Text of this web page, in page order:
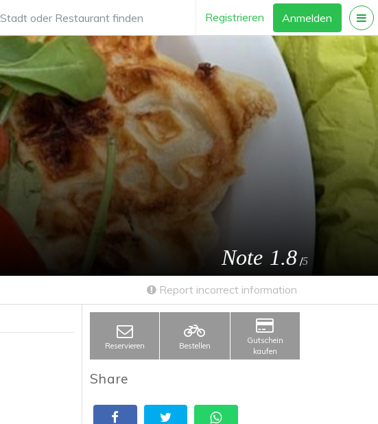
Registrieren Anmelden
Note 1.8 /5
Report incorrect information
Reservieren Bestellen
Gutschein
kaufen
Share